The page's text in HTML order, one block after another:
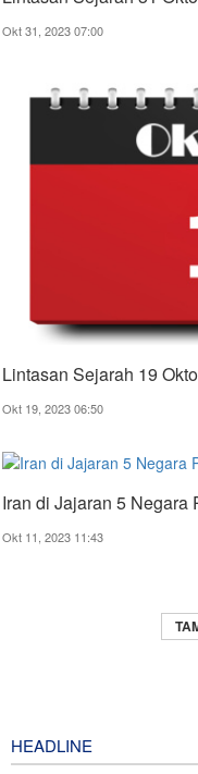
Okt 31, 2023 07:00
Lintasan Sejarah 19
Okt 19, 2023 06:50
Iran di Jajaran 5 Negara
Okt 11, 2023 11:43
HEADLINE